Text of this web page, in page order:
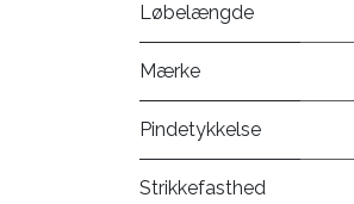
Løbelængde
Mærke
Pindetykkelse
Strikkefasthed